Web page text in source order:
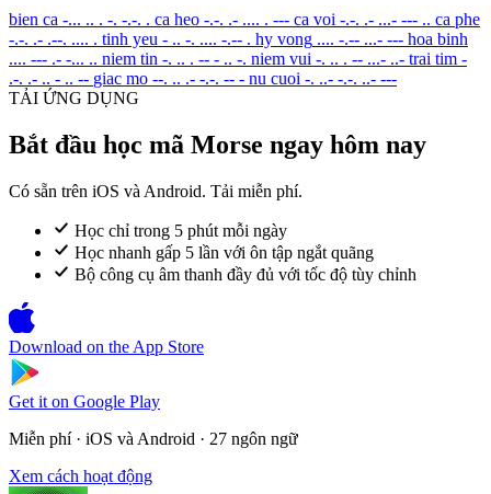
bien ca -... .. . -. -.-. . ca heo -.-. .- .... . --- ca voi -.-. .- ...- --- .. ca phe
-.-. .- .--. .... . tinh yeu - .. -. .... -.-- . hy vong .... -.-- ...- --- hoa binh
.... --- .- -... .. niem tin -. .. . -- - .. -. niem vui -. .. . -- ...- ..- trai tim -
.-. .- .. - .. -- giac mo --. .. .- -.-. -- - nu cuoi -. ..- -.-. ..- ---
TẢI ỨNG DỤNG
Bắt đầu học mã Morse ngay hôm nay
Có sẵn trên iOS và Android. Tải miễn phí.
Học chỉ trong 5 phút mỗi ngày
Học nhanh gấp 5 lần với ôn tập ngắt quãng
Bộ công cụ âm thanh đầy đủ với tốc độ tùy chỉnh
Download on the App Store
Get it on Google Play
Miễn phí · iOS và Android · 27 ngôn ngữ
Xem cách hoạt động